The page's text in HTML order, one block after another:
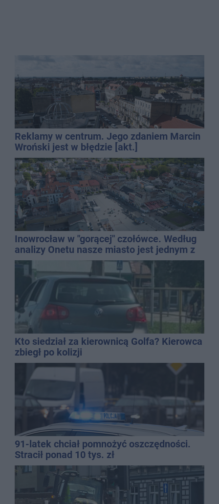
Reklamy w centrum. Jego zdaniem Marcin
Wroński jest w błędzie [akt.]
Inowrocław w "gorącej" czołówce. Według
analizy Onetu nasze miasto jest jednym z
najbardziej narażonych na upały
Kto siedział za kierownicą Golfa? Kierowca
zbiegł po kolizji
91-latek chciał pomnożyć oszczędności.
Stracił ponad 10 tys. zł